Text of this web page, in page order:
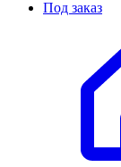
Под заказ